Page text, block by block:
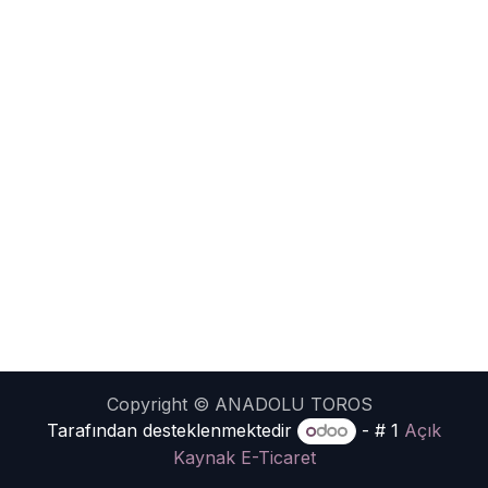
Copyright © ANADOLU TOROS
Tarafından desteklenmektedir
- # 1 Açık
Kaynak E-Ticaret